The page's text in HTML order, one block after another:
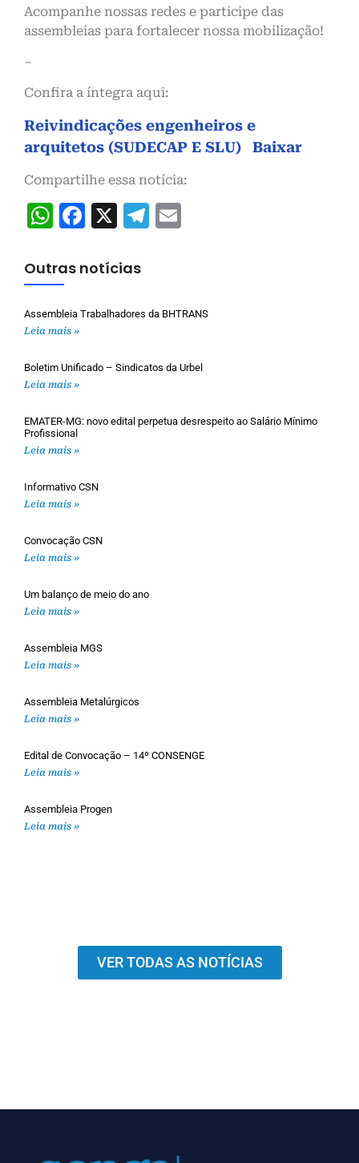
Acompanhe nossas redes e participe das
assembleias para fortalecer nossa mobilização!
–
Confira a íntegra aqui:
Reivindicações engenheiros e
arquitetos (SUDECAP E SLU)
Baixar
Compartilhe essa notícia:
WhatsApp
Facebook
X Telegram
Outras notícias
Assembleia Trabalhadores da BHTRANS
Leia mais »
Boletim Unificado – Sindicatos da Urbel
Leia mais »
EMATER-MG: novo edital perpetua desrespeito ao Salário Mínimo
Profissional
Leia mais »
Informativo CSN
Leia mais »
Convocação CSN
Leia mais »
Um balanço de meio do ano
Leia mais »
Assembleia MGS
Leia mais »
Assembleia Metalúrgicos
Leia mais »
Edital de Convocação – 14º CONSENGE
Leia mais »
Assembleia Progen
Leia mais »
VER TODAS AS NOTÍCIAS